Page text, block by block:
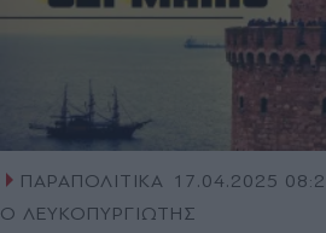
ΠΑΡΑΠΟΛΙΤΙΚΑ
17.04.2025
Ο ΛΕΥΚΟΠΥΡΓΙΩΤΗΣ